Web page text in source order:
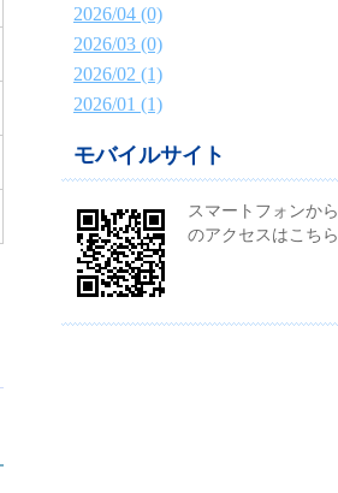
2026/04 (0)
2026/03 (0)
2026/02 (1)
2026/01 (1)
モバイルサイト
スマートフォンから
のアクセスはこちら